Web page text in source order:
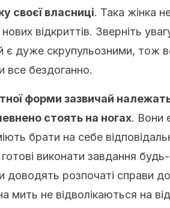
своєї власниці. Така жінка
відкриттів. Зверніть
є дуже скрупульозними, тож
все бездоганно.
форми зазвичай
стоять на ногах. Вони
брати на себе
виконати завдання
розпочаті справи до
мить не відволікаються на